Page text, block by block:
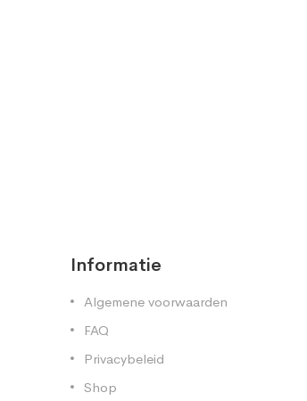
Informatie
Algemene voorwaarden
FAQ
Privacybeleid
Shop